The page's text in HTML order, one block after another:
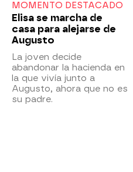
MOMENTO DESTACADO
Elisa se marcha de
casa para alejarse de
Augusto
La joven decide
abandonar la hacienda en
la que vivía junto a
Augusto, ahora que no es
su padre.